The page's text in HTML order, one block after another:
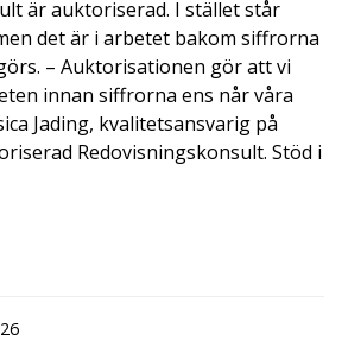
är auktoriserad. I stället står
det är i arbetet bakom siffrorna
– Auktorisationen gör att vi
innan siffrorna ens når våra
Jading, kvalitetsansvarig på
Redovisningskonsult. Stöd i